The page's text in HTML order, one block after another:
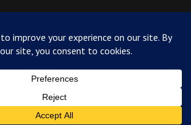
в Тегеран с миром
Израиль после финала ЧМ